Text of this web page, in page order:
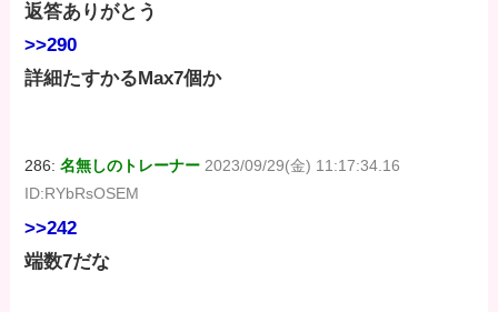
返答ありがとう
>>290
詳細たすかるMax7個か
286:名無しのトレーナー 2023/09/29(金) 11:17:34.16
ID:RYbRsOSEM
>>242
端数7だな